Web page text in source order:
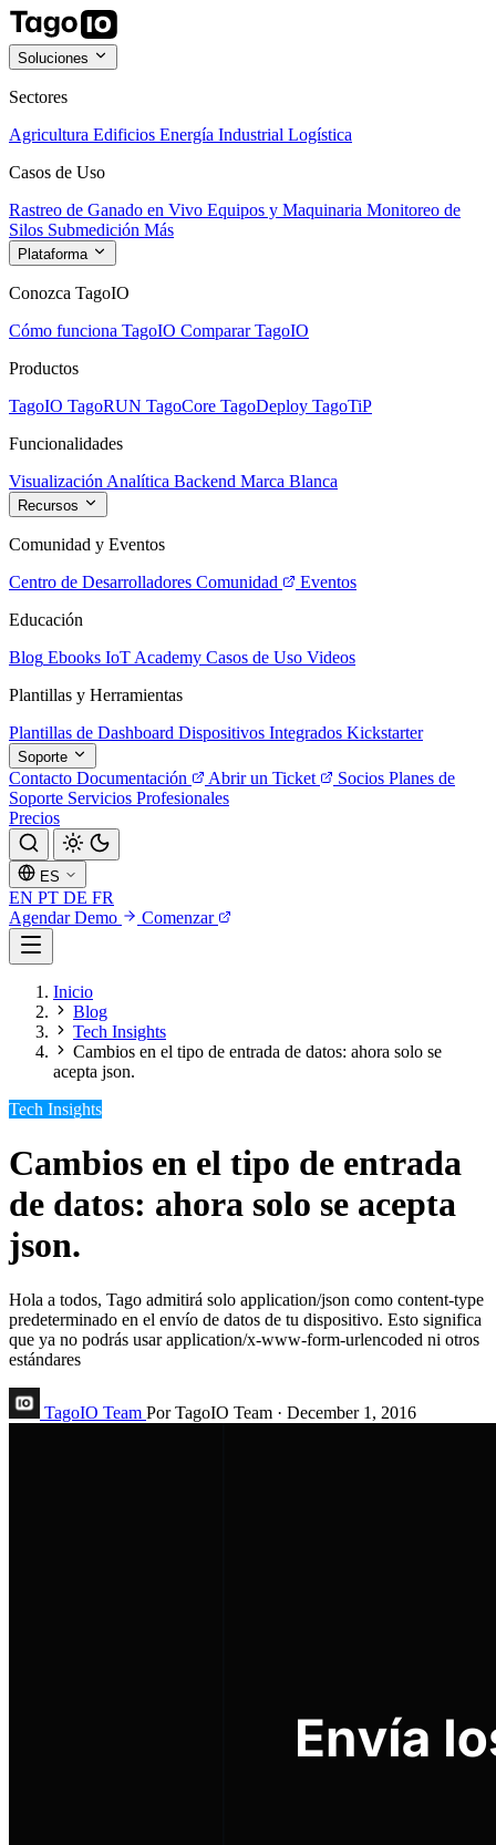
Soluciones
Sectores
Agricultura Edificios Energía Industrial Logística
Casos de Uso
Rastreo de Ganado en Vivo Equipos y Maquinaria Monitoreo de
Silos Submedición Más
Plataforma
Conozca TagoIO
Cómo funciona TagoIO Comparar TagoIO
Productos
TagoIO TagoRUN TagoCore TagoDeploy TagoTiP
Funcionalidades
Visualización Analítica Backend Marca Blanca
Recursos
Comunidad y Eventos
Centro de Desarrolladores Comunidad
Eventos
Educación
Blog Ebooks IoT Academy Casos de Uso Videos
Plantillas y Herramientas
Plantillas de Dashboard Dispositivos Integrados Kickstarter
Soporte
Contacto Documentación Abrir un Ticket Socios Planes de
Soporte Servicios Profesionales
Precios
ES
EN PT DE FR
Agendar Demo
Comenzar
Inicio
Blog
Tech Insights
Cambios en el tipo de entrada de datos: ahora solo se
acepta json.
Tech Insights
Cambios en el tipo de entrada
de datos: ahora solo se acepta
json.
Hola a todos, Tago admitirá solo application/json como content-type
predeterminado en el envío de datos de tu dispositivo. Esto significa
que ya no podrás usar application/x-www-form-urlencoded ni otros
estándares
TagoIO Team Por TagoIO Team · December 1, 2016